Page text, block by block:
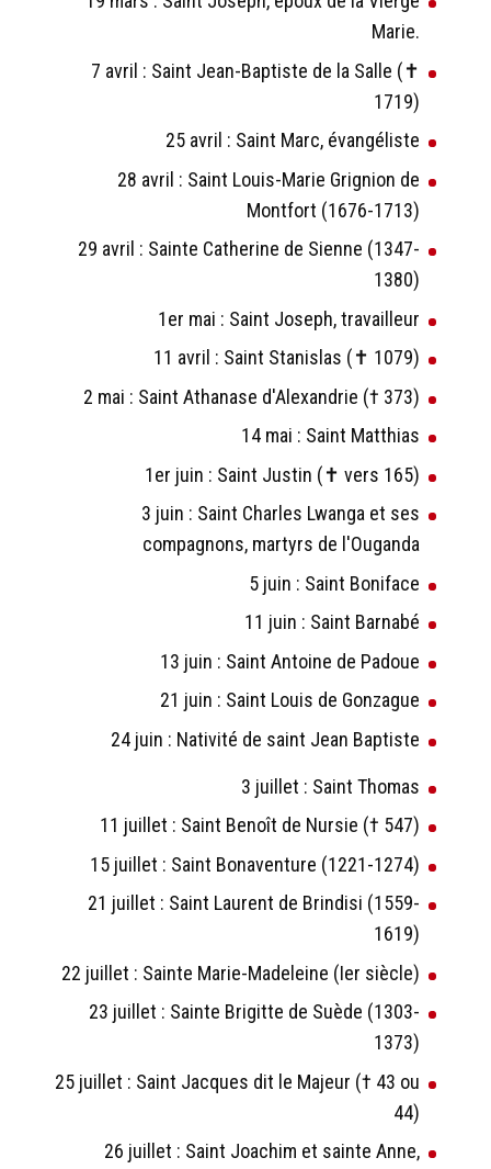
Marie.
7 avril : Saint Jean-Baptiste de la Salle (✝
1719)
25 avril : Saint Marc, évangéliste
28 avril : Saint Louis-Marie Grignion de
Montfort (1676-1713)
29 avril : Sainte Catherine de Sienne (1347-
1380)
1er mai : Saint Joseph, travailleur
11 avril : Saint Stanislas (✝ 1079)
2 mai : Saint Athanase d'Alexandrie († 373)
14 mai : Saint Matthias
1er juin : Saint Justin (✝ vers 165)
3 juin : Saint Charles Lwanga et ses
compagnons, martyrs de l'Ouganda
5 juin : Saint Boniface
11 juin : Saint Barnabé
13 juin : Saint Antoine de Padoue
21 juin : Saint Louis de Gonzague
24 juin : Nativité de saint Jean Baptiste
3 juillet : Saint Thomas
11 juillet : Saint Benoît de Nursie († 547)
15 juillet : Saint Bonaventure (1221-1274)
21 juillet : Saint Laurent de Brindisi (1559-
1619)
22 juillet : Sainte Marie-Madeleine (Ier siècle)
23 juillet : Sainte Brigitte de Suède (1303-
1373)
25 juillet : Saint Jacques dit le Majeur († 43 ou
44)
26 juillet : Saint Joachim et sainte Anne,